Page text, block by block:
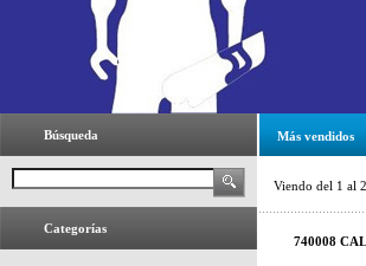
Búsqueda
Categorías
Más vendidos
Viendo del 1 al
740008